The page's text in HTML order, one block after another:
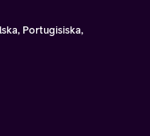
Portugisiska,